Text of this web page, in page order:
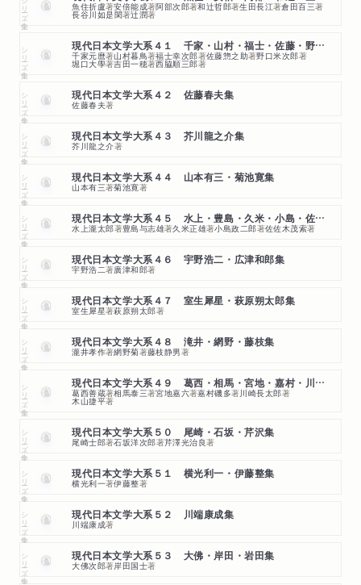
魚住折盧著安倍能成著阿部次郎著和辻哲郎著生田長江著倉田百三著
長谷川如是閑著辻潤著
シリーズ・全集 現代日本文学大系４１ 千家・山村・福士・佐藤・野口・堀口他集
千家元麿著山村暮鳥著福士幸次郎著佐藤惣之助著野口米次郎著
堀口大學著吉田一穂著西脇順三郎著
シリーズ・全集 現代日本文学大系４２ 佐藤春夫集
佐藤春夫著
シリーズ・全集 現代日本文学大系４３ 芥川龍之介集
芥川龍之介著
シリーズ・全集 現代日本文学大系４４ 山本有三・菊池寛集
山本有三著菊池寛著
シリーズ・全集 現代日本文学大系４５ 水上・豊島・久米・小島・佐々木集
水上瀧太郎著豊島与志雄著久米正雄著小島政二郎著佐佐木茂索著
シリーズ・全集 現代日本文学大系４６ 宇野浩二・広津和郎集
宇野浩二著廣津和郎著
シリーズ・全集 現代日本文学大系４７ 室生犀星・萩原朔太郎集
室生犀星著萩原朔太郎著
シリーズ・全集 現代日本文学大系４８ 滝井・網野・藤枝集
瀧井孝作著網野菊著藤枝静男著
シリーズ・全集 現代日本文学大系４９ 葛西・相馬・宮地・嘉村・川崎・木山集
葛西善蔵著相馬泰三著宮地嘉六著嘉村磯多著川崎長太郎著
木山捷平著
シリーズ・全集 現代日本文学大系５０ 尾崎・石坂・芹沢集
尾崎士郎著石坂洋次郎著芹澤光治良著
シリーズ・全集 現代日本文学大系５１ 横光利一・伊藤整集
横光利一著伊藤整著
シリーズ・全集 現代日本文学大系５２ 川端康成集
川端康成著
シリーズ・全集 現代日本文学大系５３ 大佛・岸田・岩田集
大佛次郎著岸田国士著